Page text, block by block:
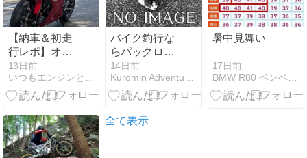
【納車＆初走
行レポ】オフ
車との二刀
流！CBR650F
から5年ぶり
へ。
13日前
いつもエンジンと！ | バイクとDIYの体験を綴るブログ
バイク釣行な
らパックロッ
ドしか勝たん
14日前
Kuromin Adventure｜バイクブログ
暑中見舞い
17日前
全て表示